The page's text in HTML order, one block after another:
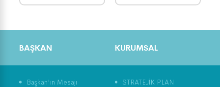
Tarım Üretimi
BAŞKAN
Başkan'ın Mesajı
KURUMSAL
STRATEJİK PLAN